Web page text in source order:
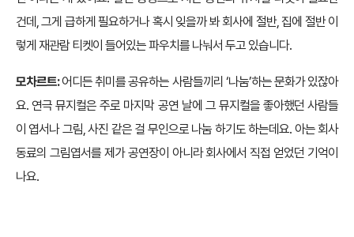
건데, 그게 급하게 필요하거나 혹시 잊을까 봐 회사에 절반, 집에 절반 이
렇게 재관람 티켓이 들어있는 파우치를 나눠서 두고 있습니다.
모차르트:어디든 취미를 공유하는 사람들끼리 ‘나눔’하는 문화가 있잖아
요. 연극 뮤지컬은 주로 마지막 공연 날에 그 뮤지컬을 좋아했던 사람들
이 엽서나 그림, 사진 같은 걸 무인으로 나눔 하기도 하는데요. 아는 회사
동료의 그림엽서를 제가 공연장이 아니라 회사에서 직접 얻었던 기억이
나요.